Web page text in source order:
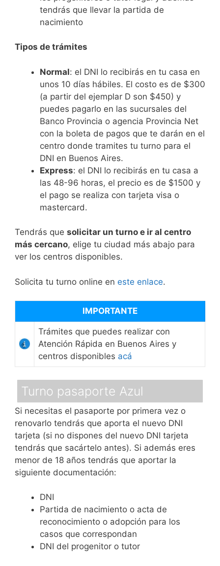
tendrás que llevar la partida de
nacimiento
Tipos de trámites
Normal: el DNI lo recibirás en tu casa en
unos 10 días hábiles. El costo es de $300
(a partir del ejemplar D son $450) y
puedes pagarlo en las sucursales del
Banco Provincia o agencia Provincia Net
con la boleta de pagos que te darán en el
centro donde tramites tu turno para el
DNI en Buenos Aires.
Express: el DNI lo recibirás en tu casa a
las 48-96 horas, el precio es de $1500 y
el pago se realiza con tarjeta visa o
mastercard.
Tendrás que solicitar un turno e ir al centro
más cercano, elige tu ciudad más abajo para
ver los centros disponibles.
Solicita tu turno online en este enlace.
IMPORTANTE
Trámites que puedes realizar con
Atención Rápida en Buenos Aires y
centros disponibles acá
Turno pasaporte Azul
Si necesitas el pasaporte por primera vez o
renovarlo tendrás que aporta el nuevo DNI
tarjeta (si no dispones del nuevo DNI tarjeta
tendrás que sacártelo antes). Si además eres
menor de 18 años tendrás que aportar la
siguiente documentación:
DNI
Partida de nacimiento o acta de
reconocimiento o adopción para los
casos que correspondan
DNI del progenitor o tutor